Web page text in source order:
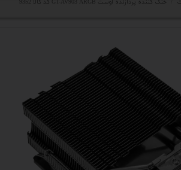
مانیتور
کامپیوتر رومیزی
لوازم جانبی کامپیوتر
خنک کننده پردازنده اوست GT-AV903 ARGB کد کالا 9352